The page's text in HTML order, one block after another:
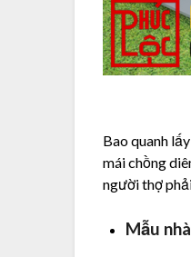
Bao quanh
mái chồng
người thợ
Mẫu